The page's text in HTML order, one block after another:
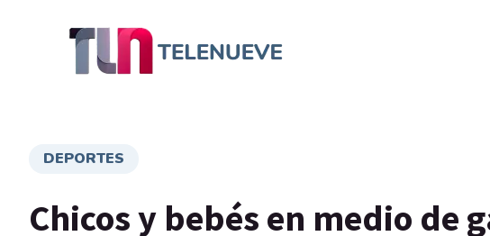
DEPORTES
Chicos y bebés en medio de